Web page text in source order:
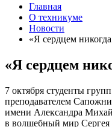
Главная
О техникуме
Новости
«Я сердцем
«Я сердцем
7 октября студенты
преподавателем
имени Александра
в волшебный мир Сергея